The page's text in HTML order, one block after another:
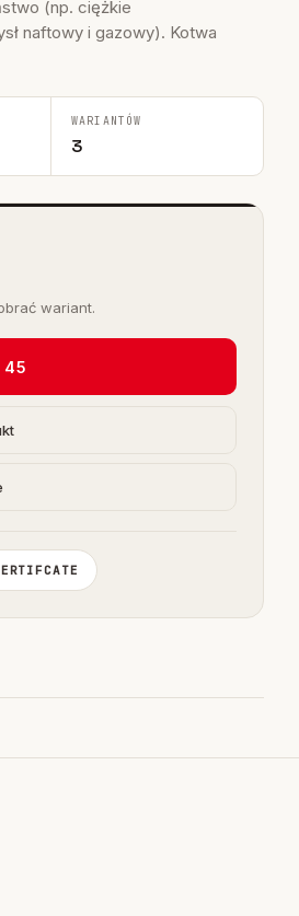
(np. ciężkie
naftowy i gazowy). Kotwa
WARIANTÓW
3
wariant.
45